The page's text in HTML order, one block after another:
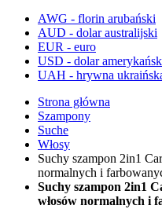
AWG - florin arubański
AUD - dolar australijski
EUR - euro
USD - dolar
UAH - hrywna
Strona główna
Szampony
Suche
Włosy
Suchy szampon 2in1
normalnych i
Suchy szampon 2in1
włosów normalnych i